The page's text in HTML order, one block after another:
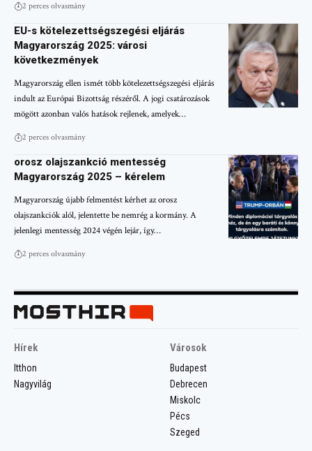
2 perces olvasmány
EU-s kötelezettségszegési eljárás
Magyarország 2025: városi
következmények
Magyarország ellen ismét több kötelezettségszegési eljárás
indult az Európai Bizottság részéről. A jogi csatározások
mögött azonban valós hatások rejlenek, amelyek…
2 perces olvasmány
orosz olajszankció mentesség
Magyarország 2025 – kérelem
Magyarország újabb felmentést kérhet az orosz
olajszankciók alól, jelentette be nemrég a kormány. A
jelenlegi mentesség 2024 végén lejár, így…
2 perces olvasmány
Hírek
Itthon
Nagyvilág
Városok
Budapest
Debrecen
Miskolc
Pécs
Szeged